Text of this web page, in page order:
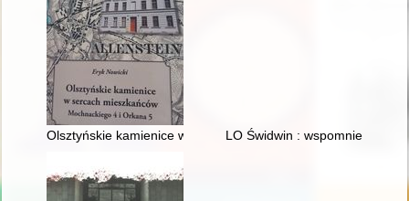
Olsztyńskie kamienice w sercach mieszkańców :
LO Świdwin : wspomnienia